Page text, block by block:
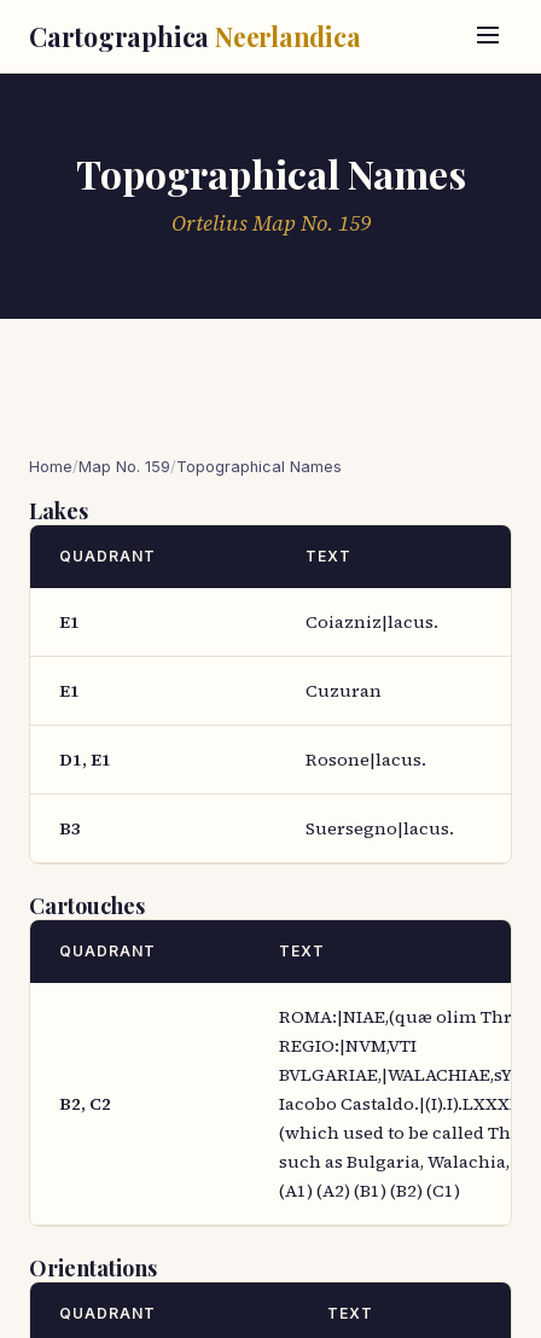
Cartographica Neerlandica
Topographical Names
Ortelius Map No. 159
Home/Map No. 159/Topographical Names
Lakes
QUADRANT TEXT
E1 Coiazniz|lacus.
E1 Cuzuran
D1, E1 Rosone|lacus.
B3 Suersegno|lacus.
Cartouches
QUADRANT TEXT
B2, C2
ROMA:|NIAE,(quæ olim
REGIO:|NVM,VTI
Iacobo
(which used to be called
such as Bulgaria, Walachia,
(A1) (A2) (B1) (B2) (C1)
Orientations
QUADRANT TEXT